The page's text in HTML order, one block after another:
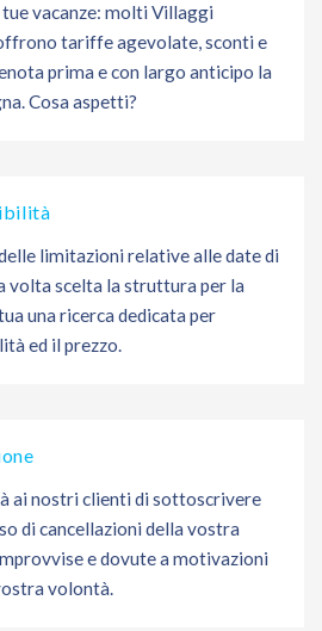
vacanze: molti Villaggi
tariffe agevolate, sconti e
prima e con largo anticipo la
Cosa aspetti?
limitazioni relative alle date di
volta scelta la struttura per la
una ricerca dedicata per
ed il prezzo.
ai nostri clienti di sottoscrivere
di cancellazioni della vostra
e dovute a motivazioni
volontà.